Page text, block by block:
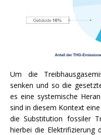
Um die
senken und so die
es eine systemische
sind in diesem Kontext
die Substitution fossiler
hierbei die Elektrifizierung